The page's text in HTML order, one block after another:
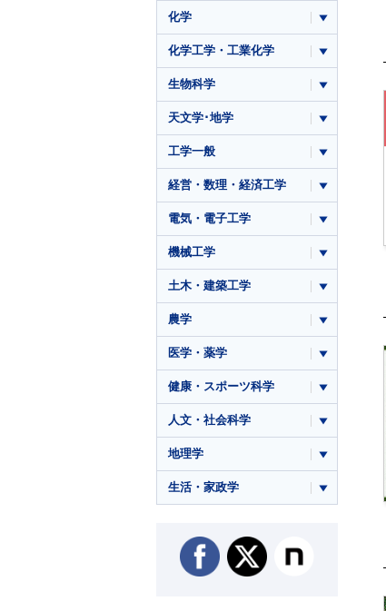
化学
化学工学・工業化学
生物科学
天文学･地学
工学一般
経営・数理・経済工学
電気・電子工学
機械工学
土木・建築工学
農学
医学・薬学
健康・スポーツ科学
人文・社会科学
地理学
生活・家政学